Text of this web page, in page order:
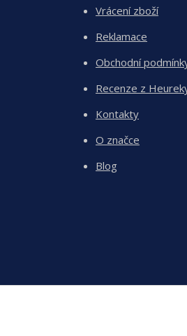
Vrácení zboží
Reklamace
Obchodní
Recenze z
Kontakty
O značce
Blog